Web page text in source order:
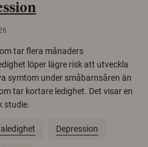
tar flera månaders
löper lägre risk att utveckla
symtom under småbarnsåren än
tar kortare ledighet. Det visar en
studie.
Depression